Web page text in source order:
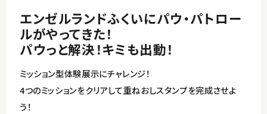
竹田～恐竜博物館コース
観光パンフレット
エンゼルランドふくいにパウ・パトロー
ルがやってきた！
パウっと解決！キミも出動！
ミッション型体験展示にチャレンジ！
4つのミッションをクリアして重ねおしスタンプを完成させよ
う！